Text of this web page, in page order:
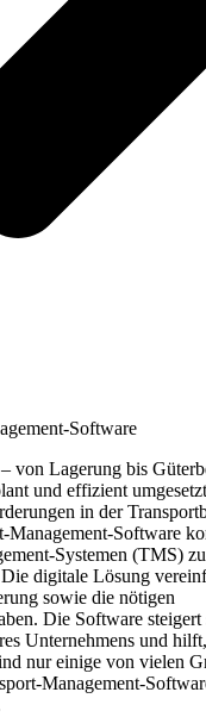
Software
von Lagerung bis
und effizient
in der
Management-Software
Systemen (TMS)
digitale Lösung
sowie die nötigen
Die Software steigert
Unternehmens und
nur einige von vielen
Management-